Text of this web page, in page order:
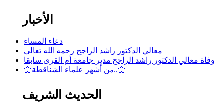
الأخبار
دعاء المساء
معالي الدكتور راشد الراجح رحمه الله تعالى
وفاة معالي الدكتور راشد الراجح مدير جامعة أم القرى سابقا
🌼من أشهر علماء الشناقطة..🌼
الحديث الشريف